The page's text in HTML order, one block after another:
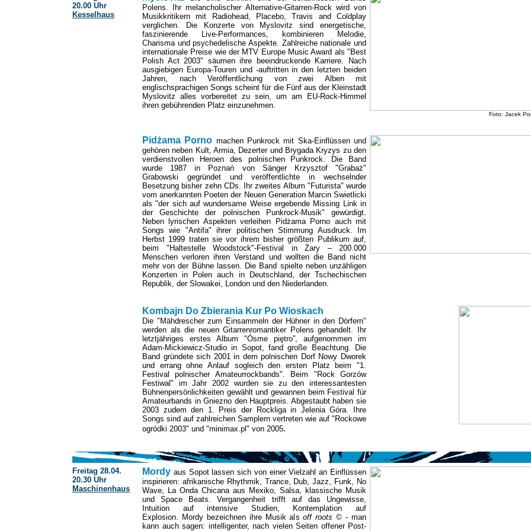
20.00 Uhr
Kesselhaus
Polens. Ihr melancholischer Alternative-Gitarren-Rock wird von
Musikkritikern mit Radiohead, Placebo, Travis and Coldplay
verglichen. Die Konzerte von Myslovitz sind energetische,
faszinierende Live-Performances, kombinieren Melodie,
Charisma und psychedelische Aspekte. Zahlreiche nationale und
internationale Preise wie der MTV Europe Music Award als "Best
Polish Act 2003" säumen ihre beeindruckende Karriere. Nach
ausgiebigen Europa-Touren und -auftritten in den letzten beiden
Jahren, nach Veröffentlichung von zwei Alben mit
englischsprachigen Songs scheint für die Fünf aus der Kleinstadt
Myslovitz alles vorbereitet zu sein, um am EU-Rock-Himmel
ihren gebührenden Platz einzunehmen.
Foto: Jacek
Pidżama Porno machen Punkrock mit Ska-Einflüssen und
gehören neben Kult, Armia, Dezerter und Brygada Kryzys zu den
verdienstvollen Heroen des polnischen Punkrock. Die Band
wurde 1987 in Poznań von Sänger Krzysztof "Grabaż"
Grabowski gegründet und veröffentlichte in wechselnder
Besetzung bisher zehn CDs. Ihr zweites Album "Futurista" wurde
vom anerkannten Poeten der Neuen Generation Marcin Swietlicki
als "der sich auf wundersame Weise ergebende Missing Link in
der Geschichte der polnischen Punkrock-Musik" gewürdigt.
Neben lyrischen Aspekten verleihen Pidżama Porno auch mit
Songs wie "Antifa" ihrer politischen Stimmung Ausdruck. Im
Herbst 1999 traten sie vor ihrem bisher größten Publikum auf,
beim "Haltestelle Woodstock"-Festival in Żary – 200.000
Menschen verloren ihren Verstand und wollten die Band nicht
mehr von der Bühne lassen. Die Band spielte neben unzähligen
Konzerten in Polen auch in Deutschland, der Tschechischen
Republik, der Slowakei, London und den Niederlanden.
Kombajn Do Zbierania Kur Po Wioskach
Die "Mähdrescher zum Einsammeln der Hühner in den Dörfern"
werden als die neuen Gitarrenromantiker Polens gehandelt. Ihr
letztjähriges erstes Album "Ósme piętro”, aufgenommen im
Adam-Mickiewicz-Studio in Sopot, fand große Beachtung. Die
Band gründete sich 2001 in dem polnischen Dorf Nowy Dworek
und errang ohne Anlauf sogleich den ersten Platz beim "1.
Festival polnischer Amateurrockbands". Beim "Rock Gorzów
Festiwal" im Jahr 2002 wurden sie zu den interessantesten
Bühnenpersönlichkeiten gewählt und gewannen beim Festival für
Amateurbands in Gniezno den Hauptpreis. Abgestaubt haben sie
2003 zudem den 1. Preis der Rockliga in Jelenia Góra. Ihre
Songs sind auf zahlreichen Samplern vertreten wie auf "Rockowe
ogródki 2003" und "minimax.pl" von 2005.
Freitag 28.04.
20.30 Uhr
Maschinenhaus
Mordy aus Sopot lassen sich von einer Vielzahl an Einflüssen
inspirieren: afrikanische Rhythmik, Trance, Dub, Jazz, Funk, No
Wave, La Onda Chicana aus Mexiko, Salsa, klassische Musik
und Space Beats. Vergangenheit trifft auf das Ungewisse,
Intuition auf intensive Studien, Kontemplation auf
Explosion. Mordy bezeichnen ihre Musik alsoff roots© - man
kann auch sagen: intelligenter, nach vielen Seiten offener Post-